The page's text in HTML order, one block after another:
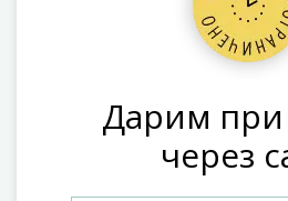
Дарим при
через